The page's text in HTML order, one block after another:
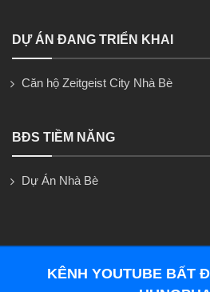
DỰ ÁN ĐANG TRIỂN KHAI
Căn hộ Zeitgeist City Nhà Bè
BĐS TIỀM NĂNG
Dự Án Nhà Bè
KÊNH YOUTUBE BẤT